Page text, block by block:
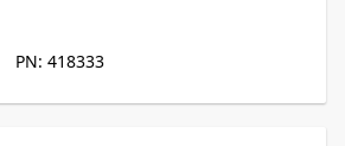
PN: 418333